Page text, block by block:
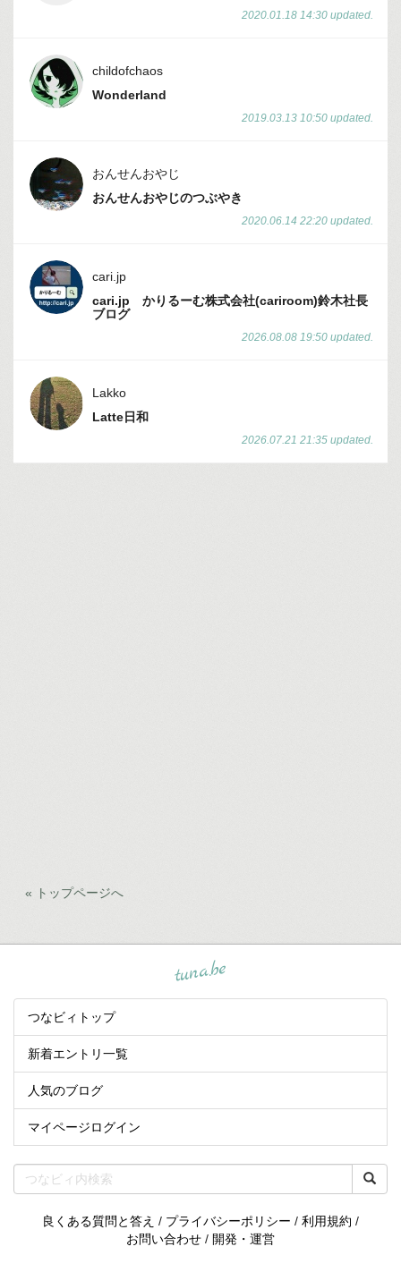
2020.01.18 14:30 updated.
childofchaos
Wonderland
2019.03.13 10:50 updated.
おんせんおやじ
おんせんおやじのつぶやき
2020.06.14 22:20 updated.
cari.jp
cari.jp かりるーむ株式会社(cariroom)鈴木社長
ブログ
2026.08.08 19:50 updated.
Lakko
Latte日和
2026.07.21 21:35 updated.
« トップページへ
tuna.be
つなビィトップ
新着エントリ一覧
人気のブログ
マイページログイン
良くある質問と答え / プライバシーポリシー / 利用規約 /
お問い合わせ / 開発・運営